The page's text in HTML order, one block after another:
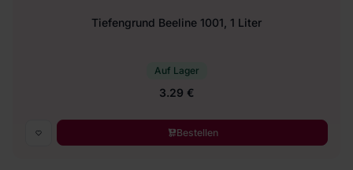
Tiefengrund Beeline 1001, 1 Liter
Auf Lager
3.29 €
Bestellen